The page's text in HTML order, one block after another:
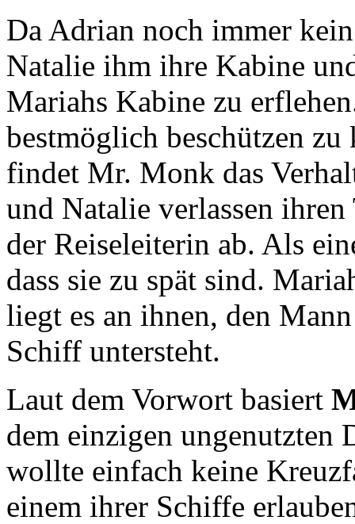
Da Adrian noch immer
Natalie ihm ihre Kabine
Mariahs Kabine zu
bestmöglich beschützen
findet Mr. Monk das
und Natalie verlassen
der Reiseleiterin ab. Als
dass sie zu spät sind.
liegt es an ihnen, den
Schiff untersteht.
Laut dem Vorwort basiert
dem einzigen ungenutzten
wollte einfach keine
einem ihrer Schiffe